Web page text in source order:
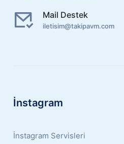
Mail Destek
iletisim@takipavm.com
İnstagram
İnstagram Servisleri